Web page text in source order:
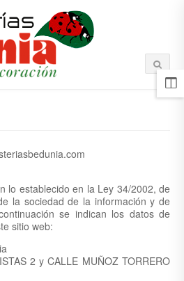
lo establecido en la Ley 34/2002, de
la sociedad de la información y de
se indican los datos de
sitio web:
2 y CALLE MUÑOZ TORRERO